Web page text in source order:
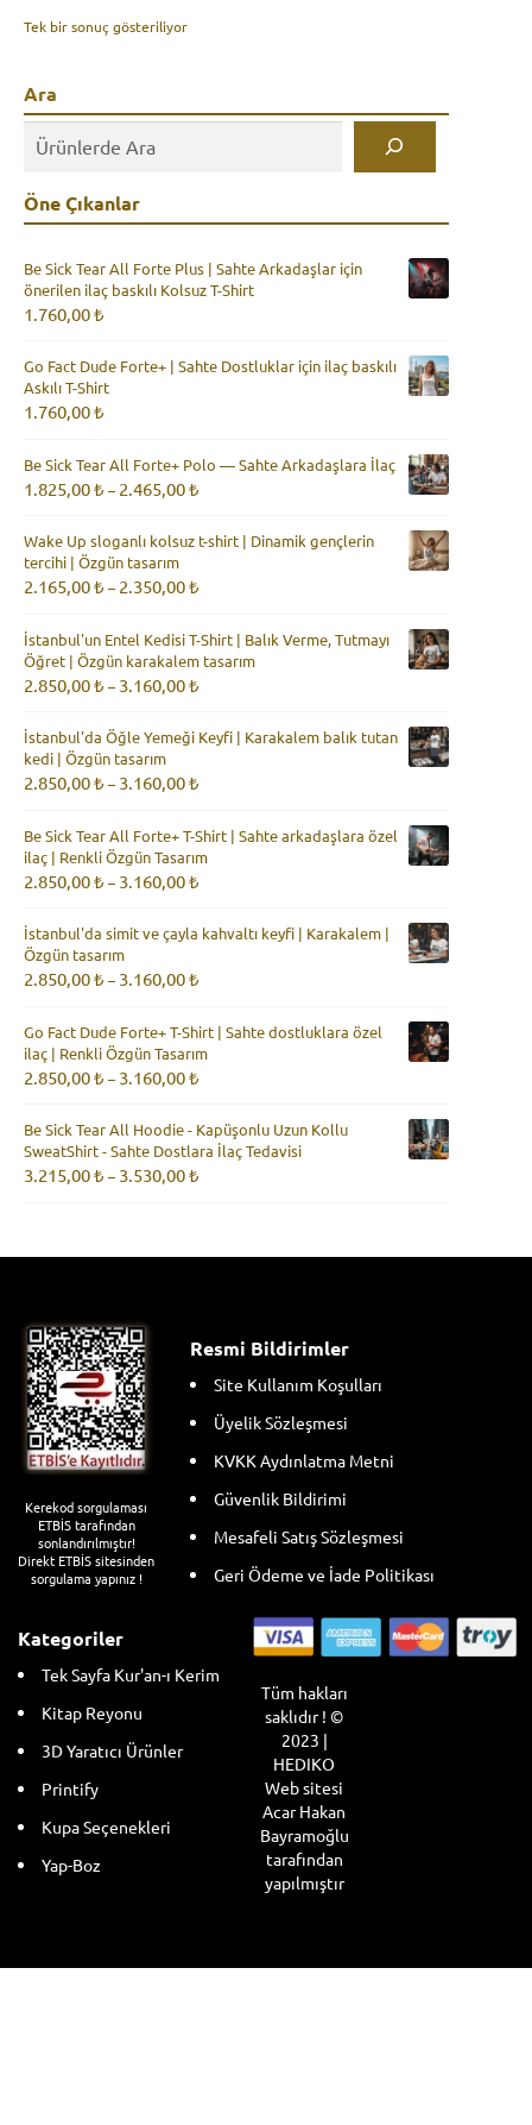
Tek bir sonuç gösteriliyor
Ara
Öne Çıkanlar
Be Sick Tear All Forte Plus | Sahte Arkadaşlar için
önerilen ilaç baskılı Kolsuz T-Shirt
1.760,00₺
Go Fact Dude Forte+ | Sahte Dostluklar için ilaç baskılı
Askılı T-Shirt
1.760,00₺
Be Sick Tear All Forte+ Polo — Sahte Arkadaşlara İlaç
1.825,00₺ – 2.465,00₺
-
Wake Up sloganlı kolsuz t-shirt | Dinamik gençlerin
tercihi | Özgün tasarım
2.165,00₺ – 2.350,00₺
-
2.350,00 ₺
İstanbul'un Entel Kedisi T-Shirt | Balık Verme, Tutmayı
Öğret | Özgün karakalem tasarım
2.850,00₺ – 3.160,00₺
-
İstanbul'da Öğle Yemeği Keyfi | Karakalem balık tutan
kedi | Özgün tasarım
2.850,00₺ – 3.160,00₺
-
3.160,00 ₺
Be Sick Tear All Forte+ T-Shirt | Sahte arkadaşlara özel
ilaç | Renkli Özgün Tasarım
2.850,00₺ – 3.160,00₺
İstanbul'da simit ve çayla kahvaltı keyfi | Karakalem |
Özgün tasarım
2.850,00₺ – 3.160,00₺
-
3.160,00 ₺
Go Fact Dude Forte+ T-Shirt | Sahte dostluklara özel
ilaç | Renkli Özgün Tasarım
2.850,00₺ – 3.160,00₺
-
3.160,00 ₺
Be Sick Tear All Hoodie - Kapüşonlu Uzun Kollu
SweatShirt - Sahte Dostlara İlaç Tedavisi
3.215,00₺ – 3.530,00₺
Kerekod sorgulaması
ETBİS tarafından
sonlandırılmıştır!
Direkt ETBİS sitesinden
sorgulama yapınız !
Resmi Bildirimler
Site Kullanım Koşulları
Üyelik Sözleşmesi
KVKK Aydınlatma Metni
Güvenlik Bildirimi
Mesafeli Satış Sözleşmesi
Geri Ödeme ve İade Politikası
Kategoriler
Tek Sayfa Kur'an-ı Kerim
Kitap Reyonu
3D Yaratıcı Ürünler
Printify
Kupa Seçenekleri
Yap-Boz
Tüm hakları
saklıdır ! ©
2023 |
HEDIKO
Web sitesi
Acar Hakan
Bayramoğlu
tarafından
yapılmıştır